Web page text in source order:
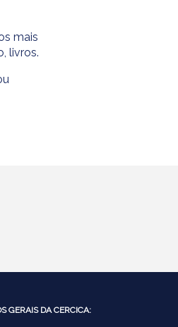
mais
livros.
GERAIS DA CERCICA: